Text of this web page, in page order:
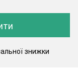
знижки